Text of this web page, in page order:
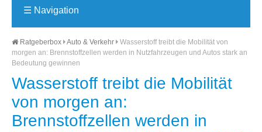
☰ Navigation
Ratgeberbox Auto & Verkehr
Wasserstoff treibt die Mobilität von
morgen an: Brennstoffzellen werden in Nutzfahrzeugen und Autos stark an
Bedeutung gewinnen
Wasserstoff treibt die Mobilität
von morgen an:
Brennstoffzellen werden in